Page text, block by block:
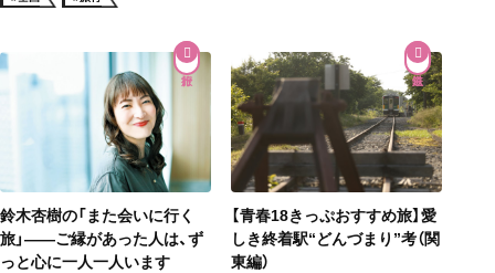
鈴木杏樹の「また会いに行く
旅」——ご縁があった人は、ず
っと心に一人一人います
【青春18きっぷおすすめ旅】愛
しき終着駅“どんづまり”考（関
東編）